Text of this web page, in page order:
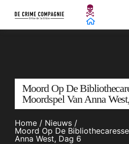
Moord Op De
Moordspel Van Anna
Home / Nieuws /
Moord Op De
Anna West, Dag 6